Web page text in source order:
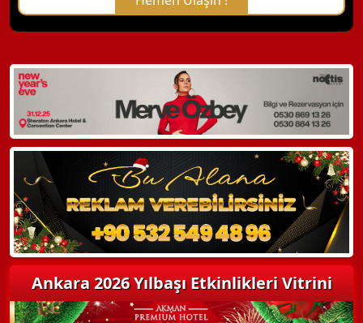
X Kapat
WhatsApp ile Bilgi Alın
Hemen Arayın
Detaylı Bilgi Alın
Ankara 2026 Yılbaşı Etkinlikleri Vitrini